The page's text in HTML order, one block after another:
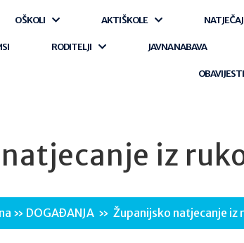
O ŠKOLI AKTI ŠKOLE
RODITELJI JAVNA NABAVA
OBAVIJESTI
iz
» DOGAĐANJA » Županijsko natjecanje